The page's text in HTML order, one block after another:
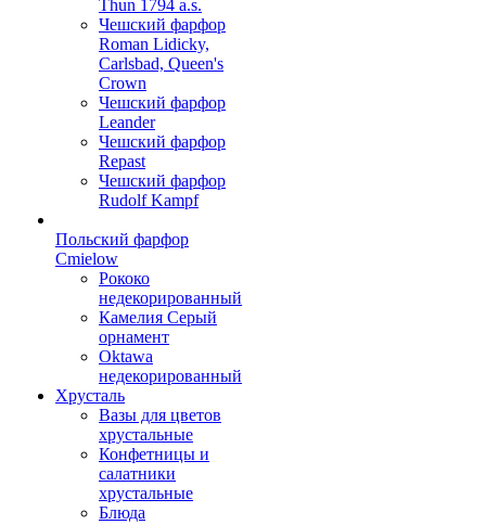
Thun 1794 a.s.
Чешский фарфор
Roman Lidicky,
Carlsbad, Queen's
Crown
Чешский фарфор
Leander
Чешский фарфор
Repast
Чешский фарфор
Rudolf Kampf
Польский фарфор
Сmielow
Рококо
недекорированный
Камелия Серый
орнамент
Oktawa
недекорированный
Хрусталь
Вазы для цветов
хрустальные
Конфетницы и
салатники
хрустальные
Блюда